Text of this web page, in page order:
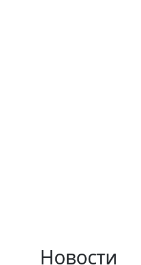
Новости